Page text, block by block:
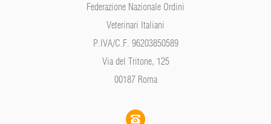
Federazione Nazionale Ordini
Veterinari Italiani
P.IVA/C.F. 96203850589
Via del Tritone, 125
00187 Roma